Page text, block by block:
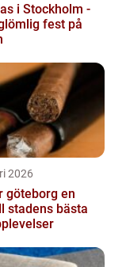
i Stockholm -
fest på
2026
en
stadens bästa